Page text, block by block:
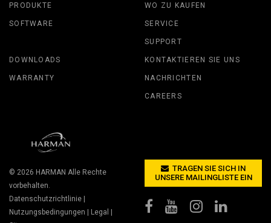
PRODUKTE
SOFTWARE
WO ZU KAUFEN
SERVICE
SUPPORT
DOWNLOADS
WARRANTY
KONTAKTIEREN SIE UNS
NACHRICHTEN
CAREERS
© 2026 HARMAN Alle Rechte
vorbehalten.
Datenschutzrichtlinie
Nutzungsbedingungen
Legal
TRAGEN SIE SICH IN
UNSERE MAILINGLISTE EIN